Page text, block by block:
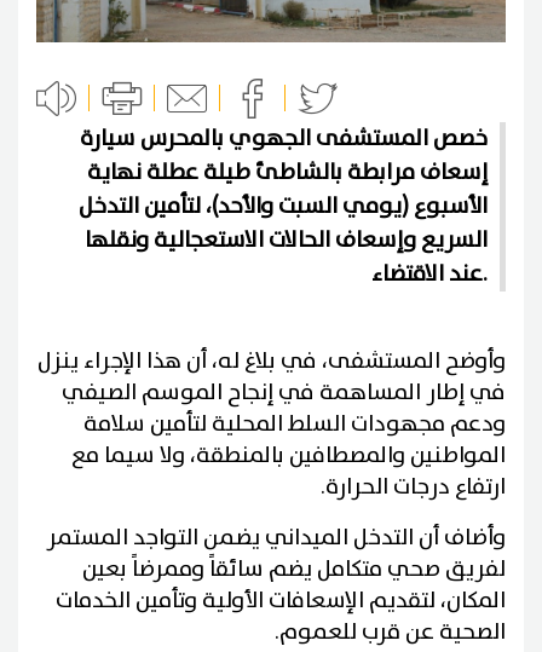
خصص المستشفى الجهوي بالمحرس سيارة
إسعاف مرابطة بالشاطئ طيلة عطلة نهاية
الأسبوع (يومي السبت والأحد)، لتأمين التدخل
السريع وإسعاف الحالات الاستعجالية ونقلها
عند الاقتضاء.
وأوضح المستشفى، في بلاغ له، أن هذا الإجراء ينزل
في إطار المساهمة في إنجاح الموسم الصيفي
ودعم مجهودات السلط المحلية لتأمين سلامة
المواطنين والمصطافين بالمنطقة، ولا سيما مع
ارتفاع درجات الحرارة.
وأضاف أن التدخل الميداني يضمن التواجد المستمر
لفريق صحي متكامل يضم سائقاً وممرضاً بعين
المكان، لتقديم الإسعافات الأولية وتأمين الخدمات
الصحية عن قرب للعموم.